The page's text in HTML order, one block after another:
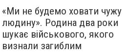
«Ми не будемо ховати чужу
людину». Родина два роки
шукає військового, якого
визнали загиблим